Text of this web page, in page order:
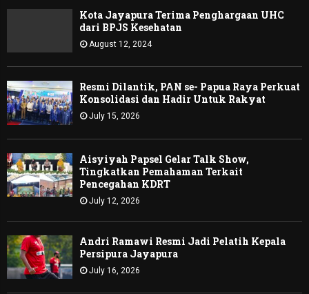
Kota Jayapura Terima Penghargaan UHC
dari BPJS Kesehatan
August 12, 2024
Resmi Dilantik, PAN se- Papua Raya Perkuat
Konsolidasi dan Hadir Untuk Rakyat
July 15, 2026
Aisyiyah Papsel Gelar Talk Show,
Tingkatkan Pemahaman Terkait
Pencegahan KDRT
July 12, 2026
Andri Ramawi Resmi Jadi Pelatih Kepala
Persipura Jayapura
July 16, 2026